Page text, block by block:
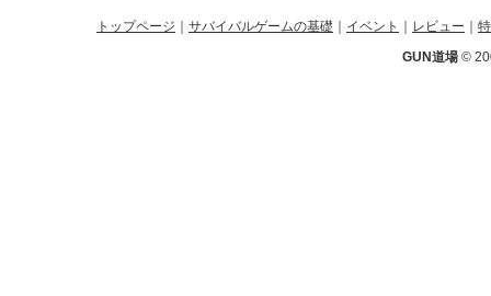
トップページ サバイバルゲームの基礎 イベント レビュー
GUN道場 ©